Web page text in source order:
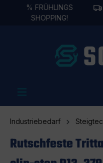
springen
% FRÜHLINGS
SHOPPING!
Industriebedarf
Rutschfeste